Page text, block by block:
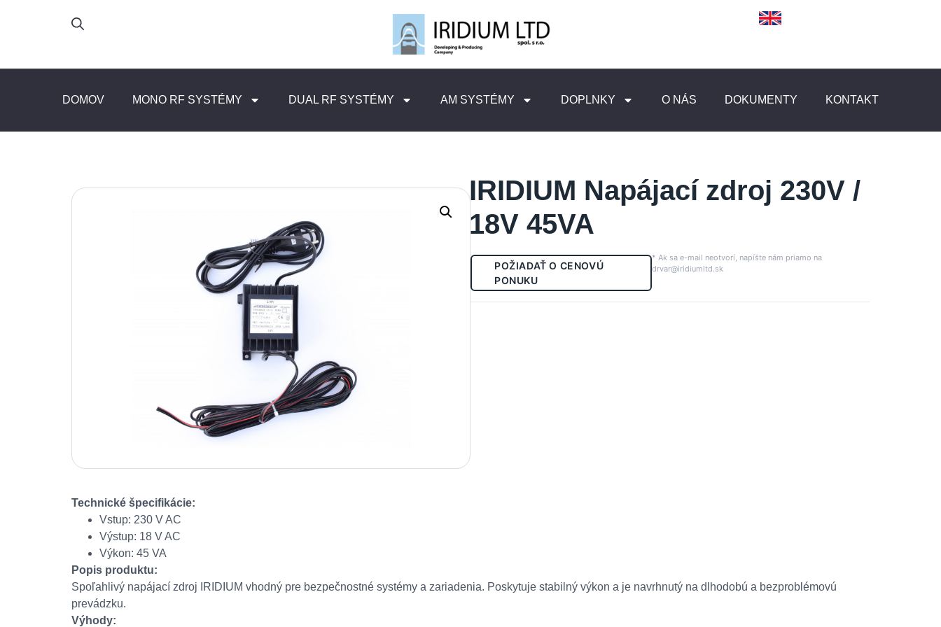
DOMOV MONO RF SYSTÉMY DUAL RF SYSTÉMY AM SYSTÉMY DOPLNKY O NÁS DOKUMENTY KONTAKT
IRIDIUM Napájací zdroj 230V /
18V 45VA
POŽIADAŤ O CENOVÚ
PONUKU
* Ak sa e-mail neotvorí, napíšte nám priamo na
drvar@iridiumltd.sk
Technické špecifikácie:
Vstup: 230 V AC
Výstup: 18 V AC
Výkon: 45 VA
Popis produktu:
Spoľahlivý napájací zdroj IRIDIUM vhodný pre bezpečnostné systémy a zariadenia. Poskytuje stabilný výkon a je navrhnutý na dlhodobú a bezproblémovú
prevádzku.
Výhody: